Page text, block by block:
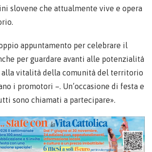
slovene che attualmente vive e opera
appuntamento per celebrare il
per guardare avanti alle potenzialità
alla vitalità della comunità del territorio
i promotori –. Un’occasione di festa e
sono chiamati a partecipare».